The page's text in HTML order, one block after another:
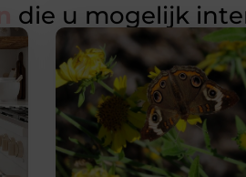
die u mogelijk